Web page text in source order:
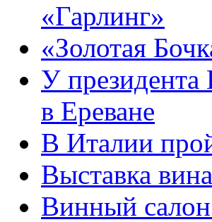
«Гарлинг»
«Золотая
У президента
в Ереване
В Италии
Выставка
Винный